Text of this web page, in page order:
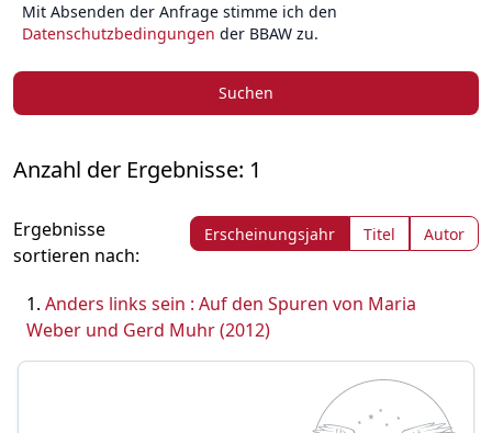
Mit Absenden der Anfrage stimme ich den
Datenschutzbedingungen der BBAW zu.
Suchen
Anzahl der Ergebnisse: 1
Ergebnisse
sortieren nach:
Erscheinungsjahr Titel Autor
Anders links sein : Auf den Spuren von Maria
Weber und Gerd Muhr (2012)